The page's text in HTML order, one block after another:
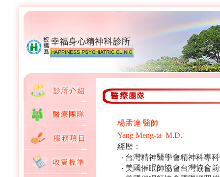
楊孟達 醫師
Yang Meng-ta M.D.
經歷：
‧ 台灣精神醫學會精神科專
‧ 美國催眠師協會台灣協會